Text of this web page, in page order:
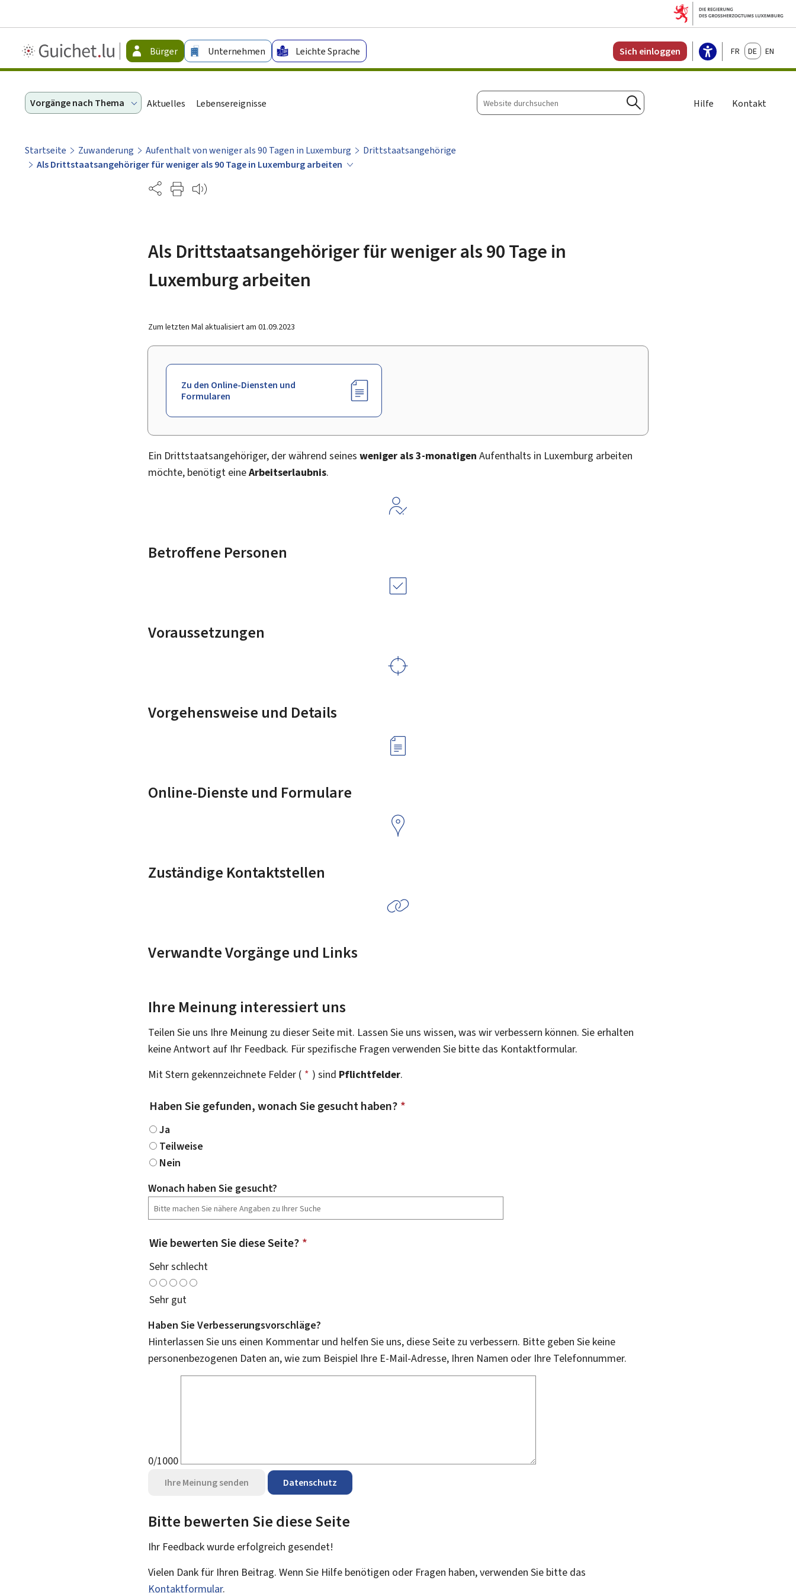
Guichet.lu
-
Bürger Unternehmen Leichte Sprache Sich einloggen FrançaisDeutschEnglish
Vorgänge nach Thema Aktuelles Lebensereignisse
Website
durchsuchen
Suchen
Hilfe Kontakt
Startseite Zuwanderung Aufenthalt von weniger als 90 Tagen in Luxemburg
Drittstaatsangehörige
Als Drittstaatsangehöriger für weniger als 90 Tage in Luxemburg arbeiten
Partage
Als Drittstaatsangehöriger für weniger als 90 Tage in
Luxemburg arbeiten
Zum letzten Mal aktualisiert am 01.09.2023
Zu den Online-Diensten und
Formularen
Ein Drittstaatsangehöriger, der während seines weniger als 3-monatigen Aufenthalts in Luxemburg arbeiten
möchte, benötigt eineArbeitserlaubnis.
Betroffene Personen
Voraussetzungen
Vorgehensweise und Details
Online-Dienste und Formulare
Zuständige Kontaktstellen
Verwandte Vorgänge und Links
Ihre Meinung interessiert uns
Teilen Sie uns Ihre Meinung zu dieser Seite mit. Lassen Sie uns wissen, was wir verbessern können. Sie erhalten
keine Antwort auf Ihr Feedback. Für spezifische Fragen verwenden Sie bitte das Kontaktformular.
Mit Stern gekennzeichnete Felder ( * ) sind Pflichtfelder.
Haben Sie gefunden, wonach Sie gesucht haben? *
Ja
Teilweise
Nein
Wonach haben Sie gesucht?
Wie bewerten Sie diese Seite? *
Sehr schlecht
Sehr gut
Haben Sie Verbesserungsvorschläge?
Hinterlassen Sie uns einen Kommentar und helfen Sie uns, diese Seite zu verbessern. Bitte geben Sie keine
personenbezogenen Daten an, wie zum Beispiel Ihre E-Mail-Adresse, Ihren Namen oder Ihre Telefonnummer.
0/1000
Ihre Meinung senden Datenschutz
Bitte bewerten Sie diese Seite
Ihr Feedback wurde erfolgreich gesendet!
Vielen Dank für Ihren Beitrag. Wenn Sie Hilfe benötigen oder Fragen haben, verwenden Sie bitte das
Kontaktformular.